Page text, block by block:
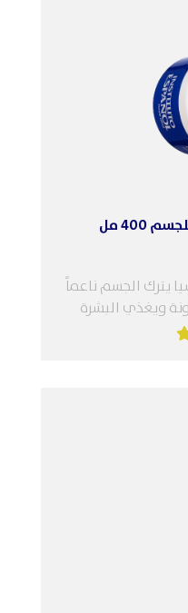
مل
يترك الجسم ناعماً
ويغذي البشرة
للبشرة...